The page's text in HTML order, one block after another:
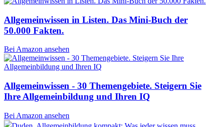
Allgemeinwissen in Listen. Das Mini-Buch der
50.000 Fakten.
Bei Amazon ansehen
Allgemeinwissen - 30 Themengebiete. Steigern Sie
Ihre Allgemeinbildung und Ihren IQ
Bei Amazon ansehen